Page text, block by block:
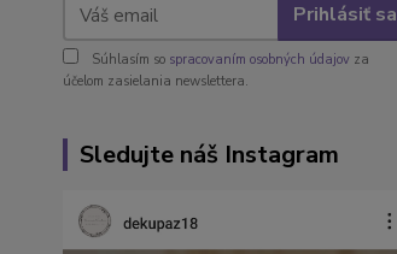
Prihlásiť sa
Súhlasím so spracovaním osobných údajov za
účelom zasielania newslettera.
Sledujte náš Instagram